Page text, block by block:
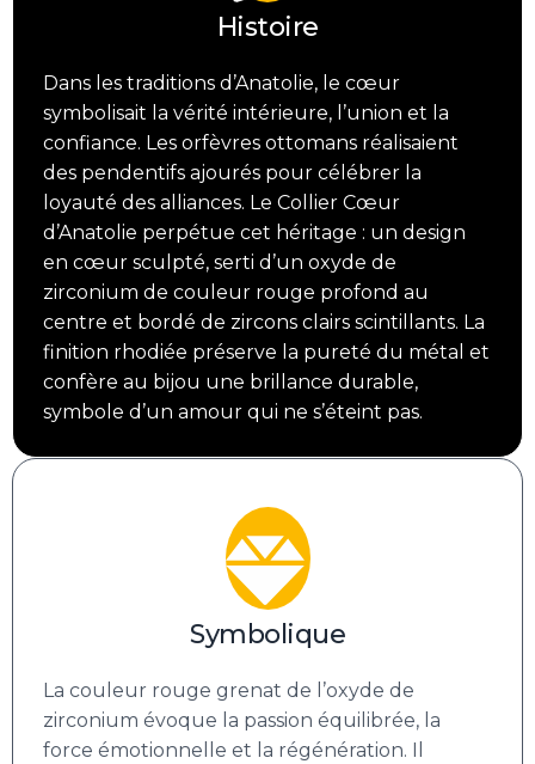
Histoire
Dans les traditions d’Anatolie, le cœur
symbolisait la vérité intérieure, l’union et la
confiance. Les orfèvres ottomans réalisaient
des pendentifs ajourés pour célébrer la
loyauté des alliances. Le Collier Cœur
d’Anatolie perpétue cet héritage : un design
en cœur sculpté, serti d’un oxyde de
zirconium de couleur rouge profond au
centre et bordé de zircons clairs scintillants. La
finition rhodiée préserve la pureté du métal et
confère au bijou une brillance durable,
symbole d’un amour qui ne s’éteint pas.
Symbolique
La couleur rouge grenat de l’oxyde de
zirconium évoque la passion équilibrée, la
force émotionnelle et la régénération. Il